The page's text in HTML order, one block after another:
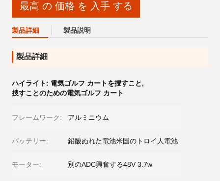
最高 の 価格 を 入手 する
製品詳細 製品説明
製品詳細
ハイライト: 電気ゴルフ カートを捜すこと,
捜すことのための電気ゴルフ カート
フレームワーク: アルミニウム
バッテリー: 鉛酸ぬれた電池米国のトロイ人電池
モーター: 別のADC興奮する48V 3.7w